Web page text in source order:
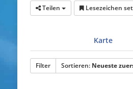
Teilen Lesezeichen
Karte
Filter Sortieren: Neueste